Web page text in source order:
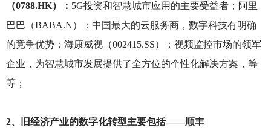
（0788.HK）： 5G投资和智慧城市应用的主要受益者；阿里
巴巴（BABA.N）：中国最大的云服务商，数字科技有明确
的竞争优势；海康威视（002415.SS）：视频监控市场的领军
企业，为智慧城市发展提供了全方位的个性化解决方案，等
等；
2、旧经济产业的数字化转型主要包括——顺丰